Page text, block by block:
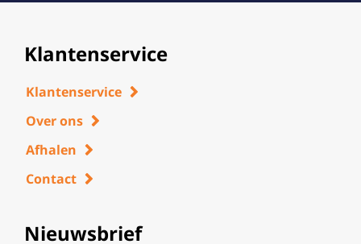
Klantenservice
Klantenservice
Over ons
Afhalen
Contact
Nieuwsbrief